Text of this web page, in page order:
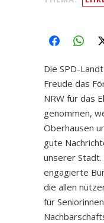
FACEBOOK
Die SPD-
Freude das
NRW für das
genommen,
Oberhausen
gute
unserer Stadt.
engagierte
die allen
für